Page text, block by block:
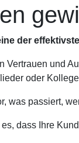
der
Vertrauen und
oder
was passiert,
dass Ihre